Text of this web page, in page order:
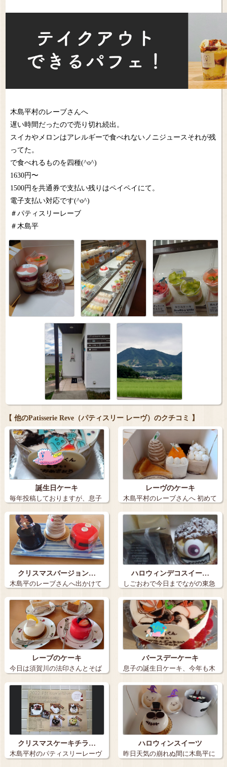
木島平村のレーブさんへ
遅い時間だったので売り切れ続出。
スイカやメロンはアレルギーで食べれないノニジュースそれが残
ってた。
で食べれるものを四種(^o^)
1630円〜
1500円を共通券で支払い残りはペイペイにて。
電子支払い対応です(^o^)
＃パティスリーレーブ
＃木島平
【 他のPatisserie Reve（パティスリー レーヴ）のクチコミ 】
誕生日ケーキ
毎年投稿しておりますが、息子
の誕生日ケー…
レーヴのケーキ
木島平村のレーブさんへ 初めて
並んでた…
クリスマスバージョン…
木島平のレーブさんへ出かけて
きました。 …
ハロウィンデコスイー…
しごおわで今日までながの東急
さんに出店さ…
レーブのケーキ
今日は須賀川の法印さんとそば
まつりだった…
バースデーケーキ
息子の誕生日ケーキ、今年も木
島平村のパテ…
クリスマスケーキチラ…
木島平村のパティスリーレーヴ
ハロウィンスイーツ
昨日天気の崩れぬ間に木島平に